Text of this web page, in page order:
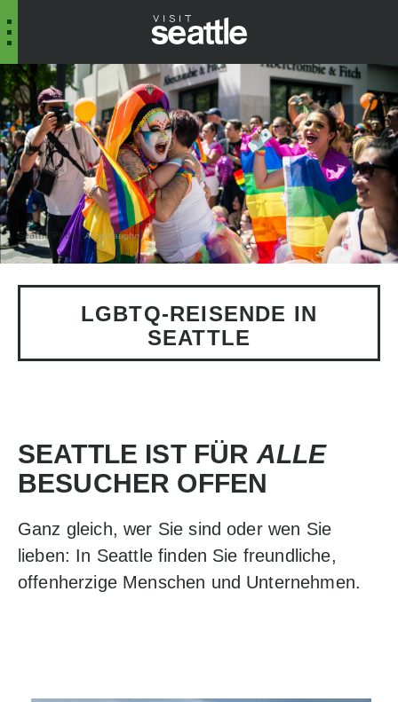
Seattle Pride Amy Vaughn
LGBTQ-REISENDE IN
SEATTLE
SEATTLE IST FÜR ALLE
BESUCHER OFFEN
Ganz gleich, wer Sie sind oder wen Sie
lieben: In Seattle finden Sie freundliche,
offenherzige Menschen und Unternehmen.